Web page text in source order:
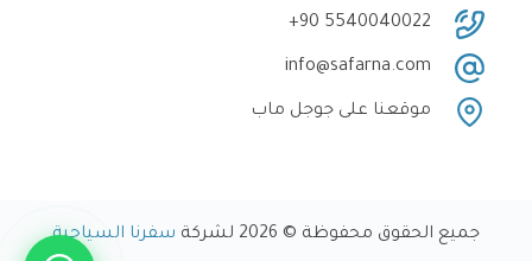
‎+90 5540040022
info@safarna.com
موقعنا على جوجل ماب
جميع الحقوق محفوظة © 2026 لشركة سفرنا السياحية